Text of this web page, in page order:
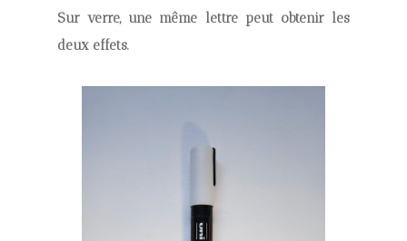
Sur verre, une même lettre peut obtenir les
deux effets.